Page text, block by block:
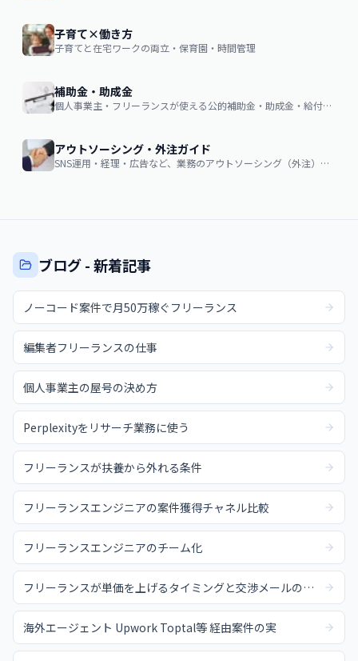
子育て×働き方
子育てと在宅ワークの両立・保育園・時間管理
補助金・助成金
個人事業主・フリーランスが使える公的補助金・助成金・給付金の申請ガイド
アウトソーシング・外注ガイド
SNS運用・経理・広告など、業務のアウトソーシング（外注）を検討する企業・個人向け。費用相場・依頼の流れ・失敗しない選び方
ブログ - 新着記事
ノーコード案件で月50万稼ぐフリーランス
編集者フリーランスの仕事
個人事業主の屋号の決め方
Perplexityをリサーチ業務に使う
フリーランスが扶養から外れる条件
フリーランスエンジニアの案件獲得チャネル比較
フリーランスエンジニアのチーム化
フリーランスが単価を上げるタイミングと交渉メールの例文
海外エージェント Upwork Toptal等 経由案件の実